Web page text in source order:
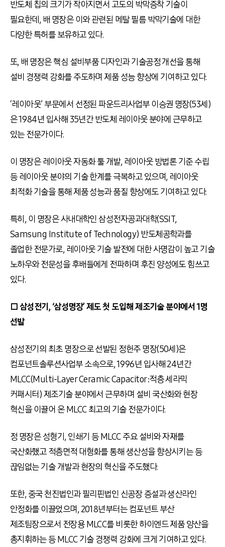
반도체 칩의 크기가 작아지면서 고도의 박막증착 기술이
필요한데, 배 명장은 이와 관련된 메탈 필름 박막기술에 대한
다양한 특허를 보유하고 있다.
또, 배 명장은 핵심 설비부품 디자인과 기술공정 개선을 통해
설비 경쟁력 강화를 주도하며 제품 성능 향상에 기여하고 있다.
‘레이아웃’ 부문에서 선정된 파운드리사업부 이승권 명장(53세)
은 1984년 입사해 35년간 반도체 레이아웃 분야에 근무하고
있는 전문가이다.
이 명장은 레이아웃 자동화 툴 개발, 레이아웃 방법론 기준 수립
등 레이아웃 분야의 기술 한계를 극복하고 있으며, 레이아웃
최적화 기술을 통해 제품 성능과 품질 향상에도 기여하고 있다.
특히, 이 명장은 사내대학인 삼성전자공과대학(SSIT,
Samsung Institute of Technology) 반도체공학과를
졸업한 전문가로, 레이아웃 기술 발전에 대한 사명감이 높고 기술
노하우와 전문성을 후배들에게 전파하며 후진 양성에도 힘쓰고
있다.
□ 삼성전기, ‘삼성명장’ 제도 첫 도입해 제조기술 분야에서 1명
선발
삼성전기의 최초 명장으로 선발된 정헌주 명장(50세)은
컴포넌트솔루션사업부 소속으로, 1996년 입사해 24년간
MLCC(Multi-Layer Ceramic Capacitor:적층 세라믹
커패시터) 제조기술 분야에서 근무하며 설비 국산화와 현장
혁신을 이끌어 온 MLCC 최고의 기술 전문가이다.
정 명장은 성형기, 인쇄기 등 MLCC 주요 설비와 자재를
국산화했고 적층면적 대형화를 통해 생산성을 향상시키는 등
끊임없는 기술 개발과 현장의 혁신을 주도했다.
또한, 중국 천진법인과 필리핀법인 신공장 증설과 생산라인
안정화를 이끌었으며, 2018년부터는 컴포넌트 부산
제조팀장으로서 전장용 MLCC를 비롯한 하이엔드 제품 양산을
총지휘하는 등 MLCC 기술 경쟁력 강화에 크게 기여하고 있다.